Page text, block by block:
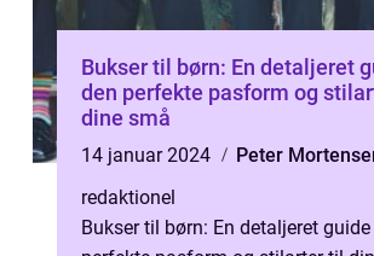
Bukser til børn: En detaljeret
den perfekte pasform og
dine små
14 januar 2024
Peter
redaktionel
Bukser til børn: En detaljeret